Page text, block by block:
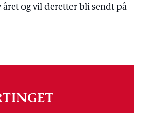
året og vil deretter bli sendt på